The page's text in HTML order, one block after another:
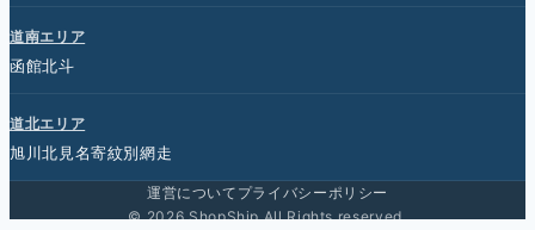
道南エリア
函館北斗
道北エリア
旭川北見 名寄紋別網走
運営について プライバシーポリシー
© 2026 ShopShip All Rights reserved.